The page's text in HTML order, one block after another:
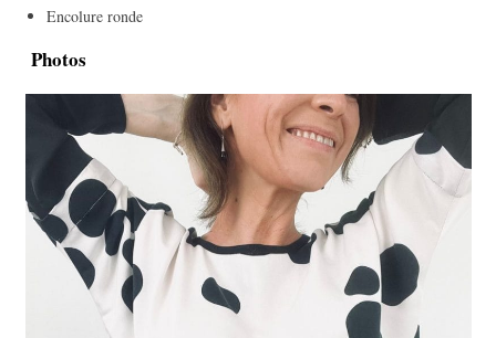
Encolure ronde
Photos